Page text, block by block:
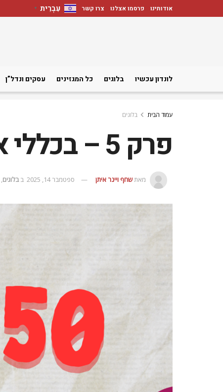
אודותינו פרסמו אצלנו צרו קשר עִבְרִית ▼
לונדון עכשיו בלוגים כל המגזינים עסקים ונדל”ן
עמוד הבית בלוגים
פרק 5 – בכללי אני בלתי!
מאתשחף ויינר איתן ספטמבר 14, 2025 ב בלוגים,